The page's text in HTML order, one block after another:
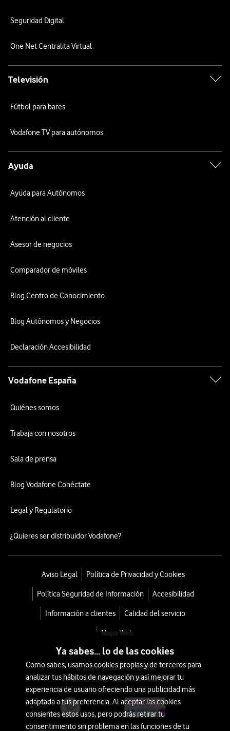
Seguridad Digital
One Net Centralita Virtual
Televisión
Fútbol para bares
Vodafone TV para autónomos
Ayuda
Ayuda para Autónomos
Atención al cliente
Asesor de negocios
Comparador de móviles
Blog Centro de Conocimiento
Blog Autónomos y Negocios
Declaración Accesibilidad
Vodafone España
Quiénes somos
Trabaja con nosotros
Sala de prensa
Blog Vodafone Conéctate
Legal y Regulatorio
¿Quieres ser distribuidor Vodafone?
Aviso Legal Política de Privacidad y Cookies
Política Seguridad de Información Accesibilidad
Información a clientes Calidad del servicio
Mapa Web
© 2026 Vodafone España
Avda. América 115, 28042 Madrid
Ya sabes... lo de las cookies
Como sabes, usamos cookies propias y de terceros para
analizar tus hábitos de navegación y así mejorar tu
experiencia de usuario ofreciendo una publicidad más
adaptada a tus preferencia. Al aceptar las cookies
consientes estos usos, pero podrás retirar tu
consentimiento sin problema en las funciones de tu